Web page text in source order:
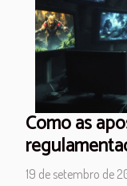
Como as
19 de setembro de